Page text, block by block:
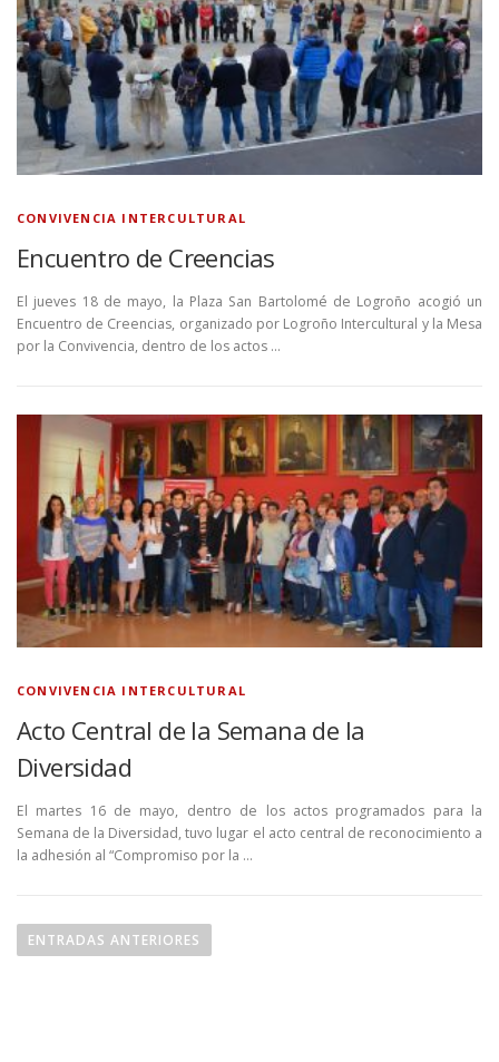
CONVIVENCIA INTERCULTURAL
Encuentro de Creencias
El jueves 18 de mayo, la Plaza San Bartolomé de Logroño acogió un
Encuentro de Creencias, organizado por Logroño Intercultural y la Mesa
por la Convivencia, dentro de los actos …
CONVIVENCIA INTERCULTURAL
Acto Central de la Semana de la
Diversidad
El martes 16 de mayo, dentro de los actos programados para la
Semana de la Diversidad, tuvo lugar el acto central de reconocimiento a
la adhesión al “Compromiso por la …
aENTRADAS ANTERIORES